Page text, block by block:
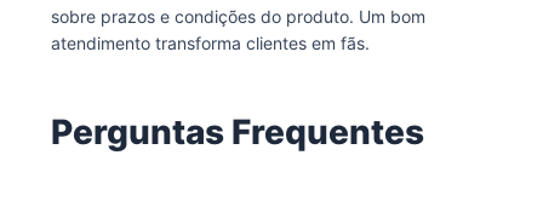
sobre prazos e condições do produto. Um bom
atendimento transforma clientes em fãs.
Perguntas Frequentes